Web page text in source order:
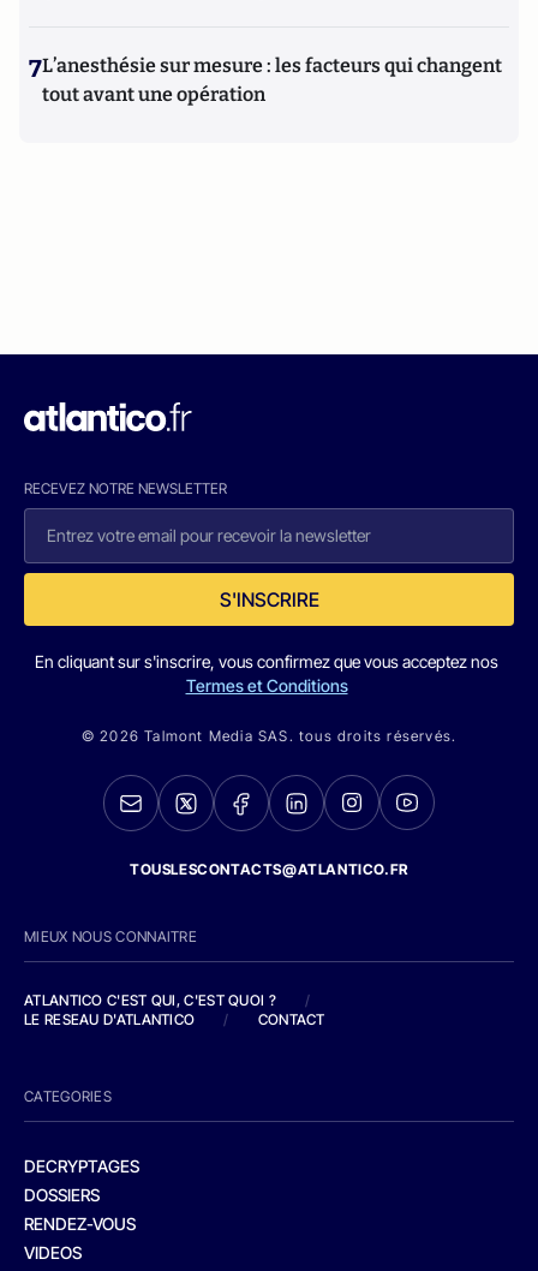
7L’anesthésie sur mesure : les facteurs qui changent
tout avant une opération
RECEVEZ NOTRE NEWSLETTER
S'INSCRIRE
En cliquant sur s'inscrire, vous confirmez que vous acceptez nos
Termes et Conditions
© 2026 Talmont Media SAS. tous droits réservés.
TOUSLESCONTACTS@ATLANTICO.FR
MIEUX NOUS CONNAITRE
ATLANTICO C'EST QUI, C'EST QUOI ?
/
LE RESEAU D'ATLANTICO
/ CONTACT
CATEGORIES
DECRYPTAGES
DOSSIERS
RENDEZ-VOUS
VIDEOS